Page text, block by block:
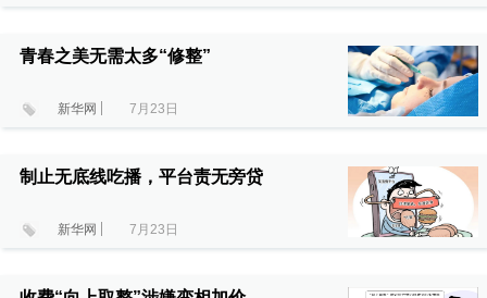
青春之美无需太多“修整”
新华网 7月23日
制止无底线吃播，平台责无旁贷
新华网 7月23日